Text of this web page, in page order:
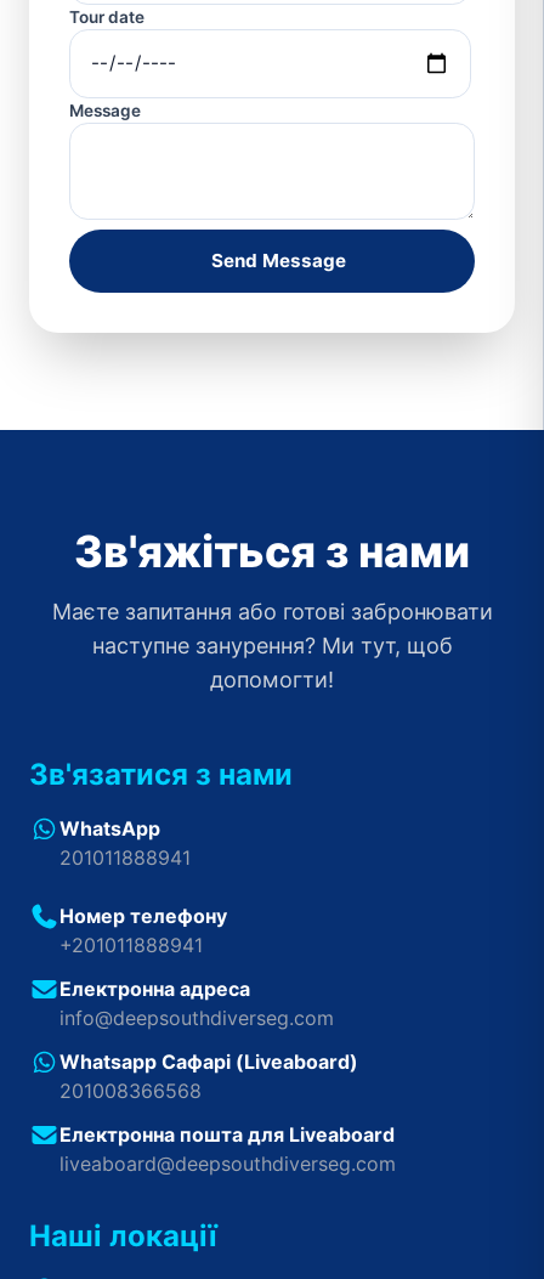
Tour date
Message
Send Message
Зв'яжіться з нами
Маєте запитання або готові забронювати
наступне занурення? Ми тут, щоб
допомогти!
Зв'язатися з нами
WhatsApp
201011888941
Номер телефону
+201011888941
Електронна адреса
info@deepsouthdiverseg.com
Whatsapp Сафарі (Liveaboard)
201008366568
Електронна пошта для Liveaboard
liveaboard@deepsouthdiverseg.com
Наші локації